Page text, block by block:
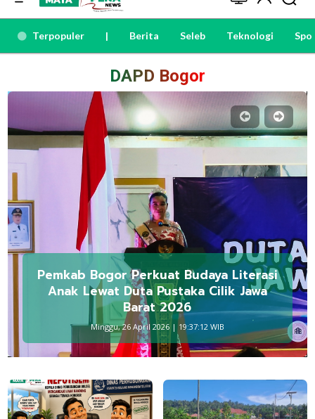
Terpopuler | Berita Seleb Teknologi
DAPD Bogor
Pemkab Bogor Perkuat Budaya Literasi
Anak Lewat Duta Pustaka Cilik Jawa
Barat 2026
Minggu, 26 April 2026 | 19:37:12 WIB